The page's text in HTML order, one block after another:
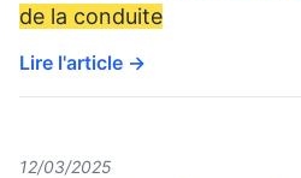
de la conduite
Lire l'article →
12/03/2025